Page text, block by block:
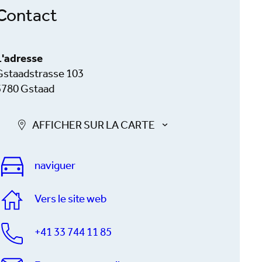
103
Gstaad
AFFICHER SUR LA CARTE
naviguer
Vers le site web
+41 33 744 11 85